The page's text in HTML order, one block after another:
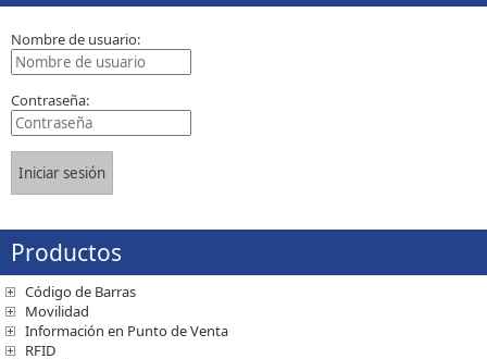
Nombre de usuario:
Contraseña:
Productos
Código de Barras
Movilidad
Información en Punto de Venta
RFID